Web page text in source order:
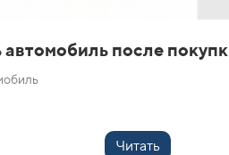
автомобиль после
Читать